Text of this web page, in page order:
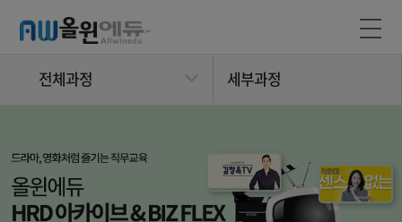
전체과정 세부과정